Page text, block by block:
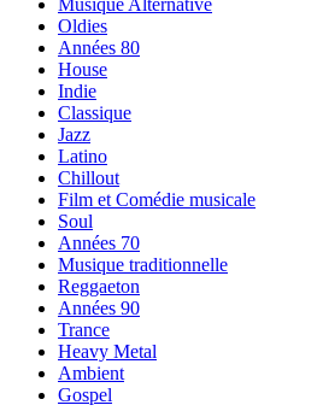
Musique Alternative
Oldies
Années 80
House
Indie
Classique
Jazz
Latino
Chillout
Film et Comédie musicale
Soul
Années 70
Musique traditionnelle
Reggaeton
Années 90
Trance
Heavy Metal
Ambient
Gospel